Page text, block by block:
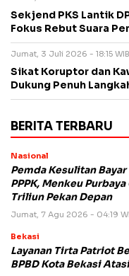
Sekjend PKS Lantik
Fokus Rebut Suara
Jumat, 3 Juli 2026 - 18:15 WIB
Sikat Koruptor dan
Dukung Penuh
BERITA TERBARU
Nasional
Pemda Kesulitan Bayar
PPPK, Menkeu
Triliun Pekan Depan
Jumat, 7 Agu 2026 - 04:19
Bekasi
Layanan Tirta Patriot
BPBD Kota Bekasi